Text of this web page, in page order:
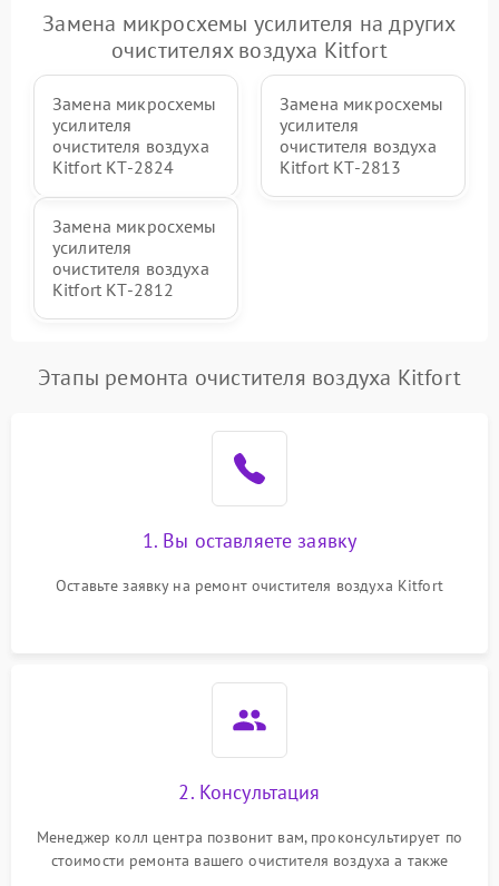
Замена микросхемы усилителя на других
очистителях воздуха Kitfort
Замена микросхемы
усилителя
очистителя воздуха
Kitfort КТ-2824
Замена микросхемы
усилителя
очистителя воздуха
Kitfort КТ-2813
Замена микросхемы
усилителя
очистителя воздуха
Kitfort КТ-2812
Этапы ремонта очистителя воздуха Kitfort
1. Вы оставляете заявку
Оставьте заявку на ремонт очистителя воздуха Kitfort
2. Консультация
Менеджер колл центра позвонит вам, проконсультирует по
стоимости ремонта вашего очистителя воздуха а также